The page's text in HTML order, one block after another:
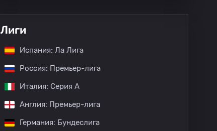
Лиги
Испания: Ла Лига
Россия: Премьер-лига
Италия: Серия А
Англия: Премьер-лига
Германия: Бундеслига